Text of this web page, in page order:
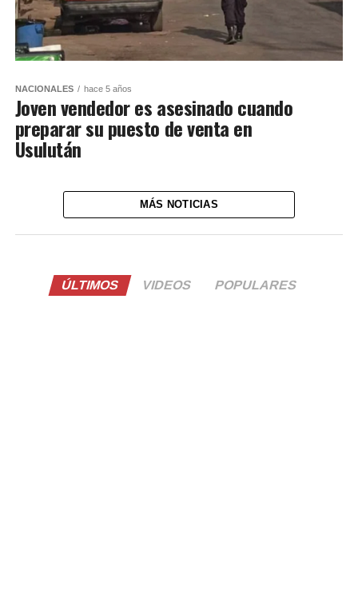
NACIONALES hace 5 años
Joven vendedor es asesinado cuando
preparar su puesto de venta en
Usulután
MÁS NOTICIAS
ÚLTIMOS VIDEOS POPULARES